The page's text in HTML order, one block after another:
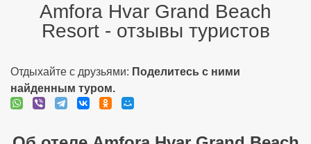
Amfora Hvar Grand Beach
Resort - отзывы туристов
Отдыхайте с друзьями: Поделитесь с ними
найденным туром.